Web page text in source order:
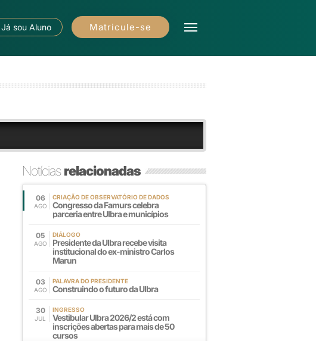
Já sou Aluno Matricule-se
Notíciasrelacionadas
06
AGO
CRIAÇÃO DE OBSERVATÓRIO DE DADOS
Congresso da Famurs celebra
parceria entre Ulbra e municípios
05
AGO
DIÁLOGO
Presidente da Ulbra recebe visita
institucional do ex-ministro Carlos
Marun
03
AGO
PALAVRA DO PRESIDENTE
Construindo o futuro da Ulbra
30
JUL
INGRESSO
Vestibular Ulbra 2026/2 está com
inscrições abertas para mais de 50
cursos